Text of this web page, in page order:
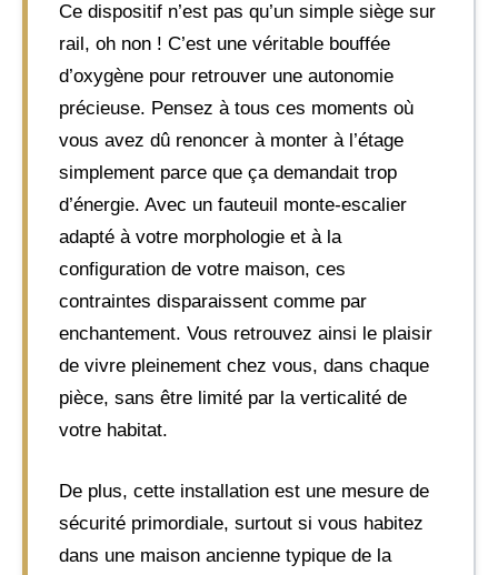
Ce dispositif n’est pas qu’un simple siège sur
rail, oh non ! C’est une véritable bouffée
d’oxygène pour retrouver une autonomie
précieuse. Pensez à tous ces moments où
vous avez dû renoncer à monter à l’étage
simplement parce que ça demandait trop
d’énergie. Avec un fauteuil monte-escalier
adapté à votre morphologie et à la
configuration de votre maison, ces
contraintes disparaissent comme par
enchantement. Vous retrouvez ainsi le plaisir
de vivre pleinement chez vous, dans chaque
pièce, sans être limité par la verticalité de
votre habitat.
De plus, cette installation est une mesure de
sécurité primordiale, surtout si vous habitez
dans une maison ancienne typique de la